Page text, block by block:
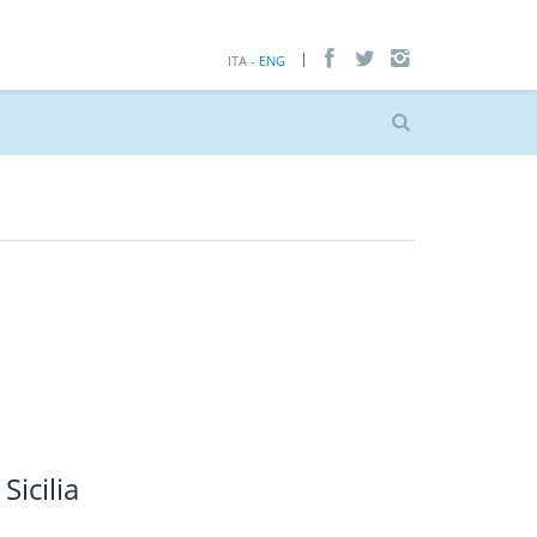
ITA - ENG